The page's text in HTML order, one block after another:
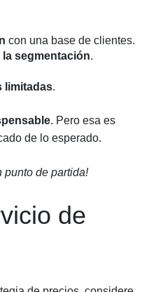
con una base de clientes.
segmentación.
limitadas.
. Pero esa es
de lo esperado.
punto de partida!
de